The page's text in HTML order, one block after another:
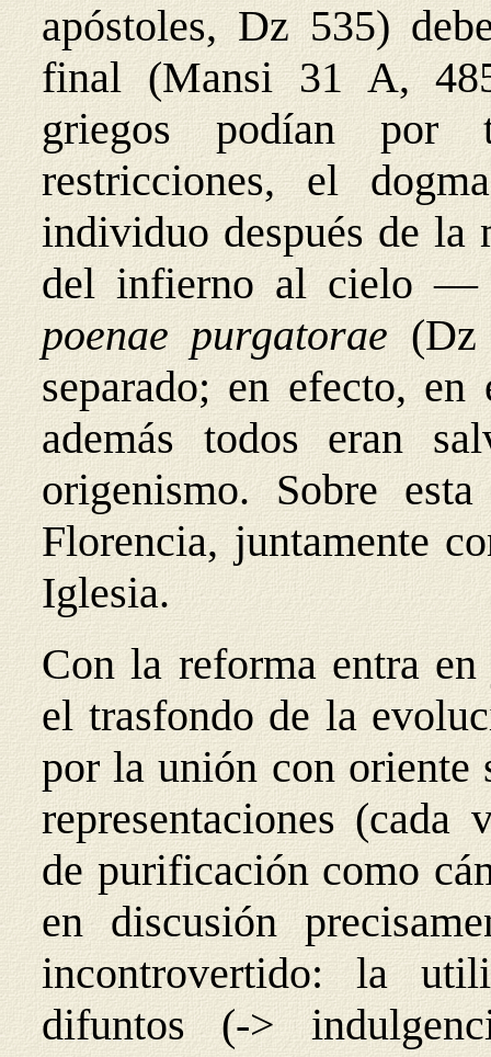
apóstoles, Dz 535)
final (Mansi 31 A,
griegos podían por
restricciones, el
individuo después de
del infierno al cielo —
poenae purgatorae
separado; en efecto,
además todos eran
origenismo. Sobre
Florencia, juntamente
Iglesia.
Con la reforma entra
el trasfondo de la
por la unión con oriente
representaciones (cada
de purificación como
en discusión
incontrovertido: la
difuntos (->